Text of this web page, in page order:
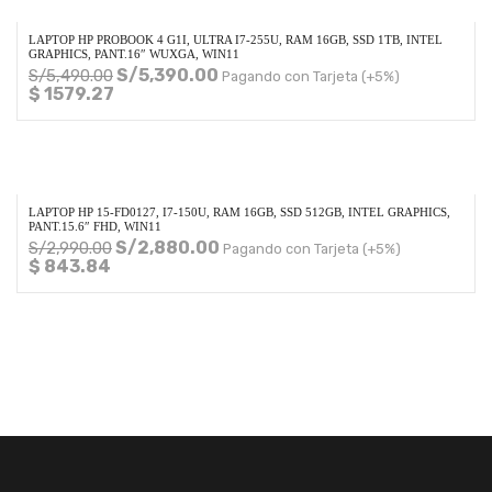
LAPTOP HP PROBOOK 4 G1I, ULTRA I7-255U, RAM 16GB, SSD 1TB, INTEL
GRAPHICS, PANT.16″ WUXGA, WIN11
S/5,490.00S/5,390.00 Pagando con Tarjeta (+5%)
$ 1579.27
LAPTOP HP 15-FD0127, I7-150U, RAM 16GB, SSD 512GB, INTEL GRAPHICS,
PANT.15.6″ FHD, WIN11
S/2,990.00S/2,880.00 Pagando con Tarjeta (+5%)
$ 843.84